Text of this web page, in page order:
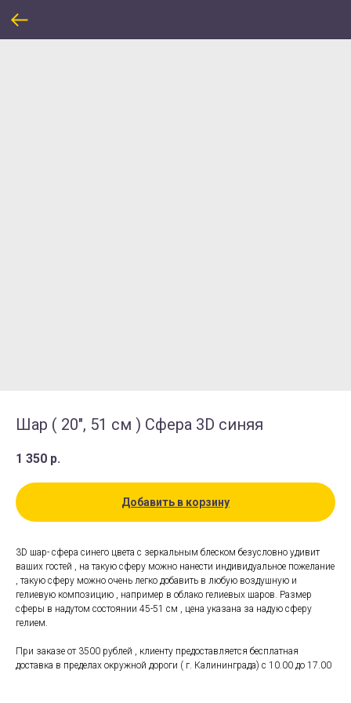
Шар ( 20", 51 см ) Сфера 3D синяя
1 350 р.
Добавить в корзину
3D шар- сфера синего цвета с зеркальным блеском безусловно удивит
ваших гостей , на такую сферу можно нанести индивидуальное пожелание
, такую сферу можно очень легко добавить в любую воздушную и
гелиевую композицию , например в облако гелиевых шаров. Размер
сферы в надутом состоянии 45-51 см , цена указана за надую сферу
гелием.
При заказе от 3500 рублей , клиенту предоставляется бесплатная
доставка в пределах окружной дороги ( г. Калининграда) с 10.00 до 17.00